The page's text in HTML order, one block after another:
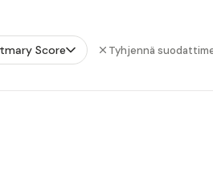
Score Tyhjennä